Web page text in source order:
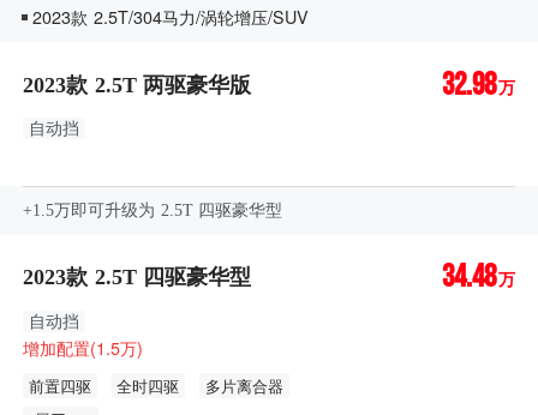
2023款 2.5T/304马力/涡轮增压/SUV
2023款 2.5T 两驱豪华版 32.98万
自动挡
+1.5万即可升级为 2.5T 四驱豪华型
2023款 2.5T 四驱豪华型 34.48万
自动挡
增加配置(1.5万)
前置四驱 全时四驱
多片离合器